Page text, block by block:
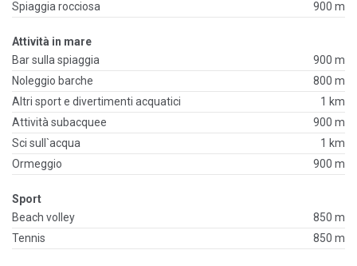
Spiaggia rocciosa 900 m
Attività in mare
Bar sulla spiaggia
900 m
Noleggio barche
800 m
Altri sport e divertimenti acquatici
1 km
Attività subacquee
900 m
Sci sull`acqua
1 km
Ormeggio
900 m
Sport
Beach volley
850 m
Tennis
850 m